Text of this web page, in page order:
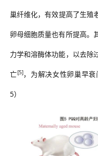
巢纤维化，有效提高了生殖
卵母细胞质量也有所提高。
力学和溶酶体功能，以去除
亡[5]，为解决女性卵巢早
5）